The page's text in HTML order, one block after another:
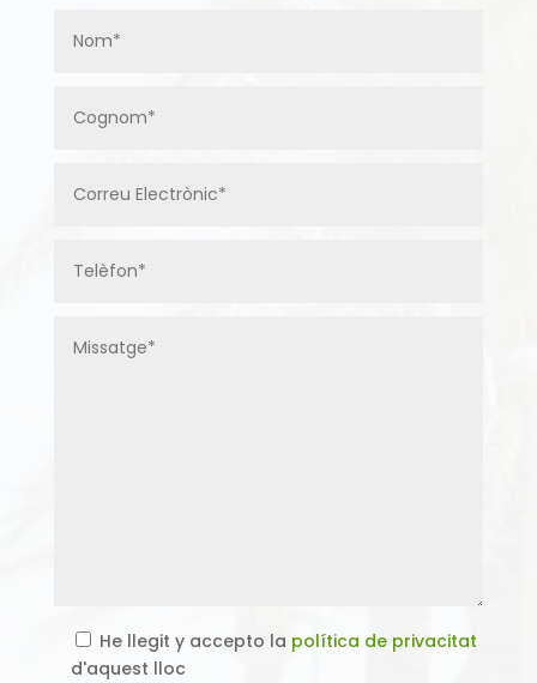
He llegit y accepto la política de privacitat
d'aquest lloc